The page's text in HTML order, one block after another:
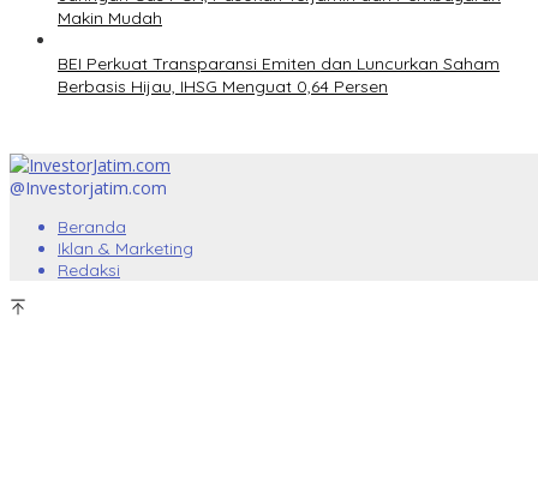
Makin Mudah
BEI Perkuat Transparansi Emiten dan Luncurkan Saham
Berbasis Hijau, IHSG Menguat 0,64 Persen
@Investorjatim.com
Beranda
Iklan & Marketing
Redaksi